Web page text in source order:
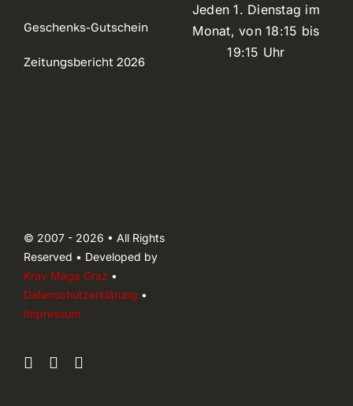
Geschenks-Gutschein
Zeitungsbericht 2026
Jeden 1. Dienstag im
Monat, von 18:15 bis
19:15 Uhr
© 2007 - 2026 • All Rights
Reserved • Developed by
Krav Maga Graz •
Datenschutzerklärung •
Impressum